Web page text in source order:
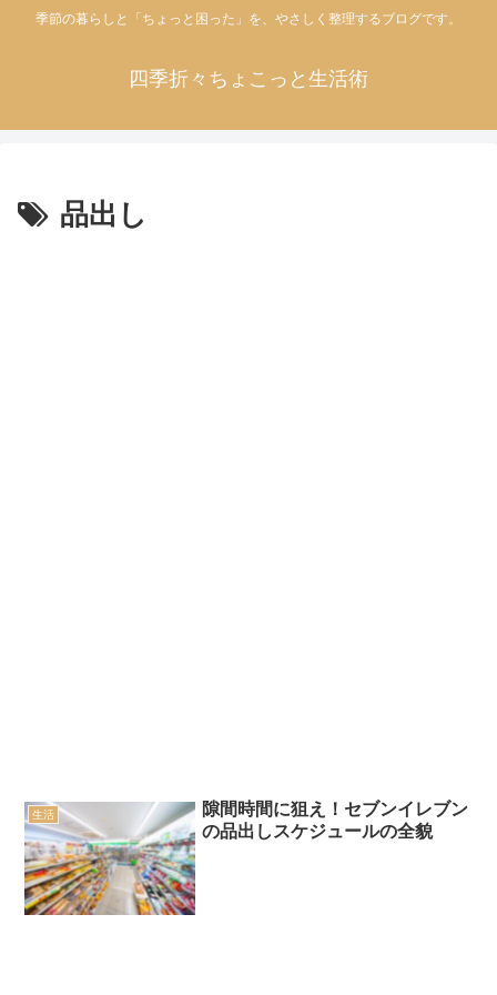
季節の暮らしと「ちょっと困った」を、やさしく整理するブログです。
四季折々ちょこっと生活術
品出し
生活
隙間時間に狙え！セブンイレブン
の品出しスケジュールの全貌